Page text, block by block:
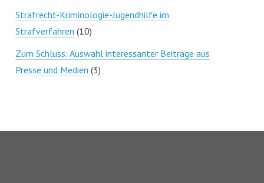
Strafrecht-Kriminologie-Jugendhilfe im
Strafverfahren (10)
Zum Schluss: Auswahl interessanter Beiträge aus
Presse und Medien (3)